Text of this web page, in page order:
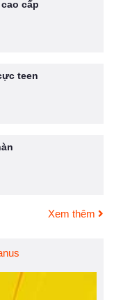
cấp
teen
Xem thêm